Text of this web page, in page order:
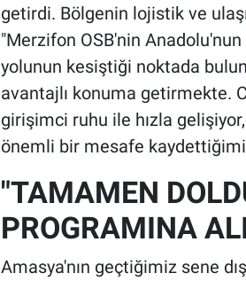
getirdi. Bölgenin lojistik ve
"Merzifon OSB'nin
yolunun kesiştiği noktada
avantajlı konuma getirmekte.
girişimci ruhu ile hızla
önemli bir mesafe
"TAMAMEN
PROGRAMINA
Amasya'nın geçtiğimiz sene